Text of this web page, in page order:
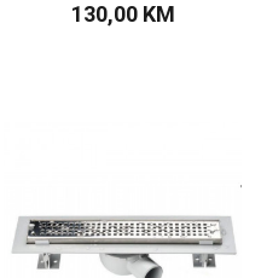
130,00 KM